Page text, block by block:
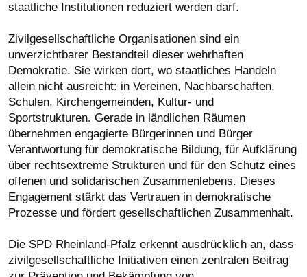
staatliche Institutionen reduziert werden darf.
Zivilgesellschaftliche Organisationen sind ein
unverzichtbarer Bestandteil dieser wehrhaften
Demokratie. Sie wirken dort, wo staatliches Handeln
allein nicht ausreicht: in Vereinen, Nachbarschaften,
Schulen, Kirchengemeinden, Kultur- und
Sportstrukturen. Gerade in ländlichen Räumen
übernehmen engagierte Bürgerinnen und Bürger
Verantwortung für demokratische Bildung, für Aufklärung
über rechtsextreme Strukturen und für den Schutz eines
offenen und solidarischen Zusammenlebens. Dieses
Engagement stärkt das Vertrauen in demokratische
Prozesse und fördert gesellschaftlichen Zusammenhalt.
Die SPD Rheinland-Pfalz erkennt ausdrücklich an, dass
zivilgesellschaftliche Initiativen einen zentralen Beitrag